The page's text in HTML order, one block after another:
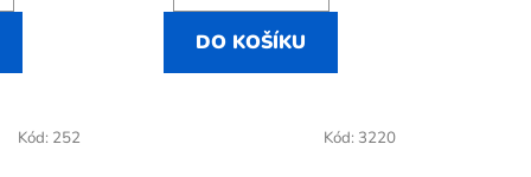
DO KOŠÍKU
Kód: 252 Kód: 3220